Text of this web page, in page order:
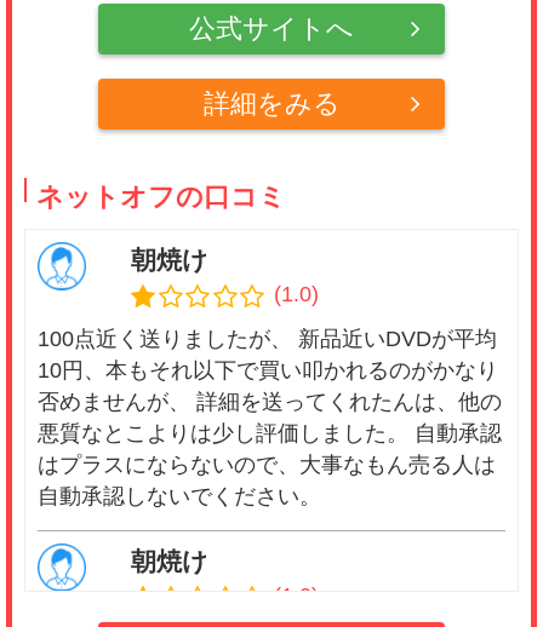
公式サイトへ
詳細をみる
ネットオフの口コミ
朝焼け
(1.0)
100点近く送りましたが、 新品近いDVDが平均
10円、本もそれ以下で買い叩かれるのがかなり
否めませんが、 詳細を送ってくれたんは、他の
悪質なとこよりは少し評価しました。 自動承認
はプラスにならないので、大事なもん売る人は
自動承認しないでください。
朝焼け
(1.0)